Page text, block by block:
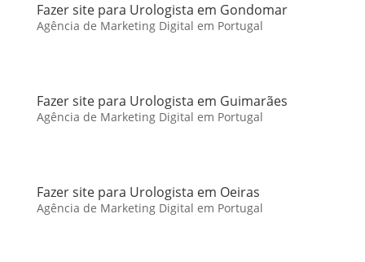
Fazer site para Urologista em Gondomar
Agência de Marketing Digital em Portugal
Fazer site para Urologista em Guimarães
Agência de Marketing Digital em Portugal
Fazer site para Urologista em Oeiras
Agência de Marketing Digital em Portugal